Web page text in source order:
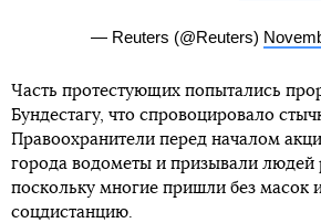
— Reuters (@Reuters)
Часть протестующих попытались
Бундестагу, что спровоцировало
Правоохранители перед началом
города водометы и призывали людей
поскольку многие пришли без масок
соцдистанцию.